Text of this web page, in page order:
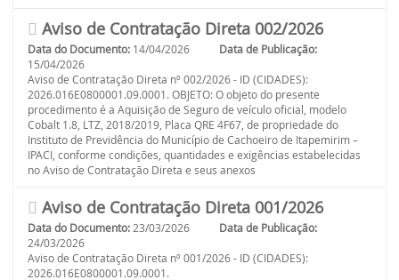
Aviso de Contratação Direta 002/2026
Data do Documento: 14/04/2026
Data de Publicação:
15/04/2026
Aviso de Contratação Direta nº 002/2026 - ID (CIDADES):
2026.016E0800001.09.0001. OBJETO: O objeto do presente
procedimento é a Aquisição de Seguro de veículo oficial, modelo
Cobalt 1.8, LTZ, 2018/2019, Placa QRE 4F67, de propriedade do
Instituto de Previdência do Município de Cachoeiro de Itapemirim –
IPACI, conforme condições, quantidades e exigências estabelecidas
no Aviso de Contratação Direta e seus anexos
Aviso de Contratação Direta 001/2026
Data do Documento: 23/03/2026
Data de Publicação:
24/03/2026
Aviso de Contratação Direta nº 001/2026 - ID (CIDADES):
2026.016E0800001.09.0001.